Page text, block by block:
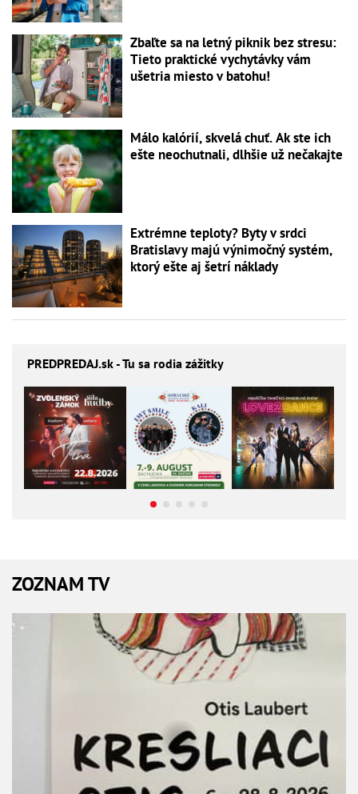
Zbaľte sa na letný piknik bez stresu:
Tieto praktické vychytávky vám
ušetria miesto v batohu!
Málo kalórií, skvelá chuť. Ak ste ich
ešte neochutnali, dlhšie už nečakajte
Extrémne teploty? Byty v srdci
Bratislavy majú výnimočný systém,
ktorý ešte aj šetrí náklady
PREDPREDAJ.sk - Tu sa rodia zážitky
ZOZNAM TV